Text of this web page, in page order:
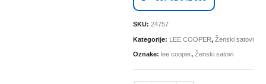
SKU: 24757
Kategorije: LEE COOPER, Ženski satovi
Oznake: lee cooper, Ženski satovi